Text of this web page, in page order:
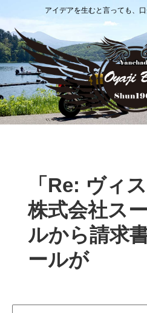
アイデアを生むと言っても、
「Re: ヴィ
株式会社ス
ルから請求
ールが